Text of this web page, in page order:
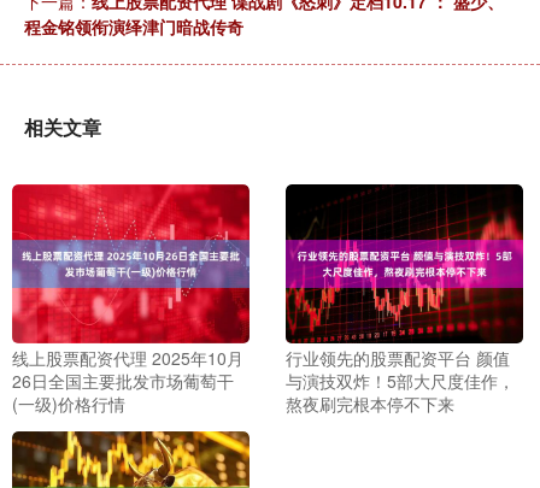
程金铭领衔演绎津门暗战传奇
相关文章
线上股票配资代理 2025年10月
26日全国主要批发市场葡萄干
(一级)价格行情
行业领先的股票配资平台 颜值
与演技双炸！5部大尺度佳作，
熬夜刷完根本停不下来